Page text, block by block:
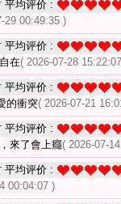
平均评价 :
29 00:49:35 )
平均评价 :
在( 2026-07-28
平均评价 :
的衝突( 2026-07-21
平均评价 :
來了會上癮( 2026-07-
平均评价 :
00:04:07 )